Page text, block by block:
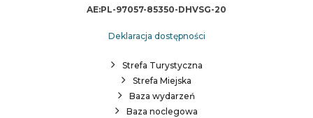
AE:PL-97057-85350-DHVSG-20
Deklaracja dostępności
Strefa Turystyczna
Strefa Miejska
Baza wydarzeń
Baza noclegowa